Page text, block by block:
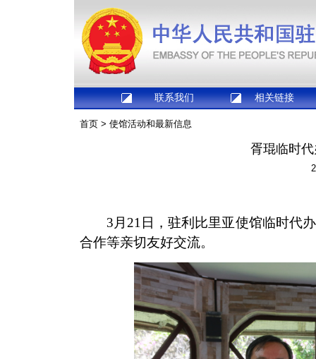
联系我们 相关链接
首页 > 使馆活动和最新信息
胥琨临时
3月21日，驻利比里亚使馆临时代
合作等亲切友好交流。